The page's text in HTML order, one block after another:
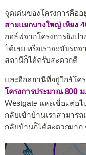
จุดเด่นของโครงการคือ
สามแยกบางใหญ่ เพียง
กอล์ฟจากโครงการถึงป
ได้เลย หรือเราจะขับรถ
สถานีก็ได้ครับสะดวกดี
และอีกสถานีที่อยู่ใกล้โค
โครงการประมาณ 800 ม
Westgate และเชื่อมต่อ
กลับเข้าบ้านเราสามาร
กลับบ้านก็ได้สะดวกมาก